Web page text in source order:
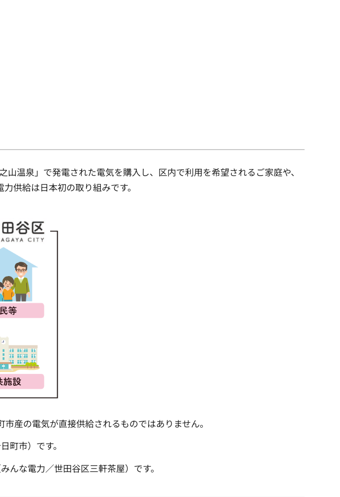
温泉」で発電された電気を購入し、区内で利用を希望されるご家庭や、
供給は日本初の取り組みです。
産の電気が直接供給されるものではありません。
町市）です。
んな電力／世田谷区三軒茶屋）です。